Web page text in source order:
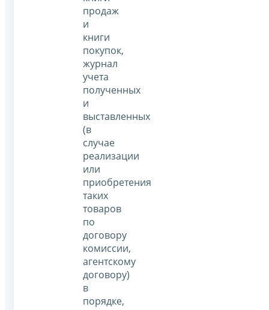
продаж
и
книги
покупок,
журнал
учета
полученных
и
выставленных
(в
случае
реализации
или
приобретения
таких
товаров
по
договору
комиссии,
агентскому
договору)
в
порядке,